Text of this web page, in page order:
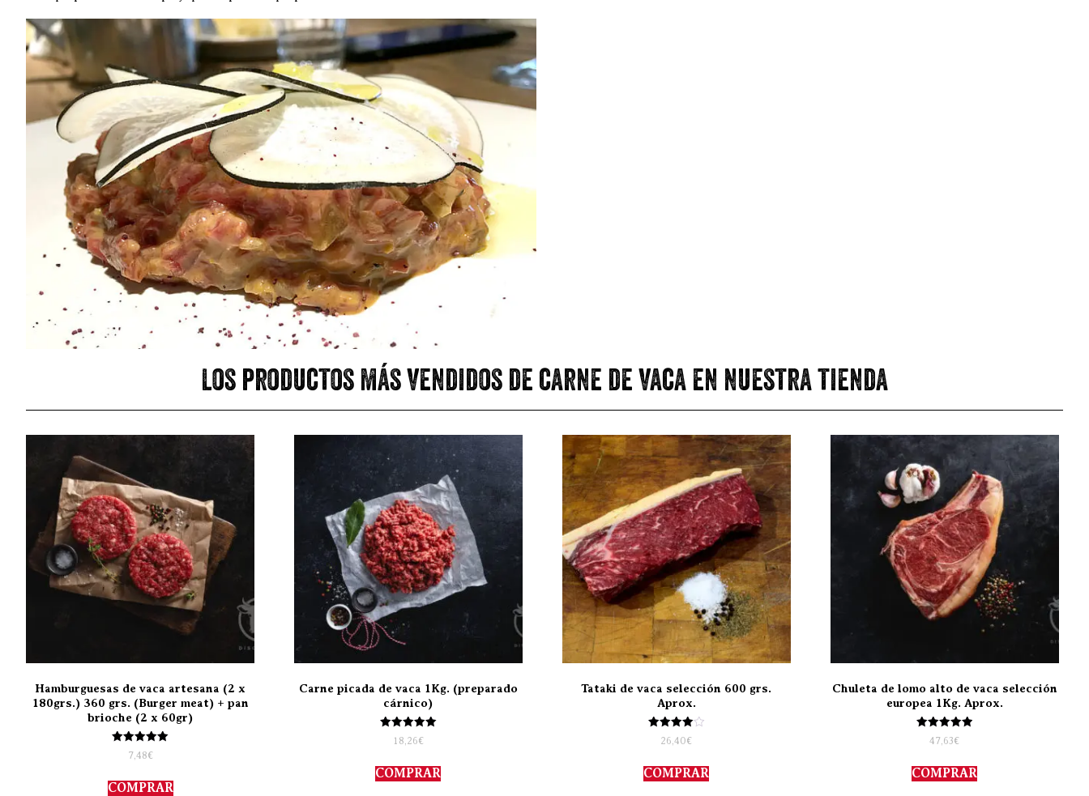
Los productos más vendidos de carne de vaca en nuestra tienda
Hamburguesas de vaca artesana (2 x
180grs.) 360 grs. (Burger meat) + pan
brioche (2 x 60gr)
Valorado
con
de 5
7,48€
COMPRAR
Carne picada de vaca 1Kg. (preparado
cárnico)
Valorado
con
de 5
18,26€
COMPRAR
Tataki de vaca selección 600 grs.
Aprox.
Valorado
con
de 5
26,40€
COMPRAR
Chuleta de lomo alto de vaca selección
europea 1Kg. Aprox.
Valorado
con
de 5
47,63€
COMPRAR